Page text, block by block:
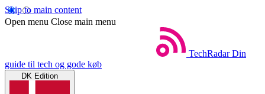
Skip to main content
Open menu Close main menu
TechRadar Din
guide til tech og gode køb
DK Edition